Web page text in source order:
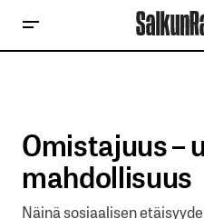
Omistajuus –
mahdollisuus
Näinä sosiaalisen